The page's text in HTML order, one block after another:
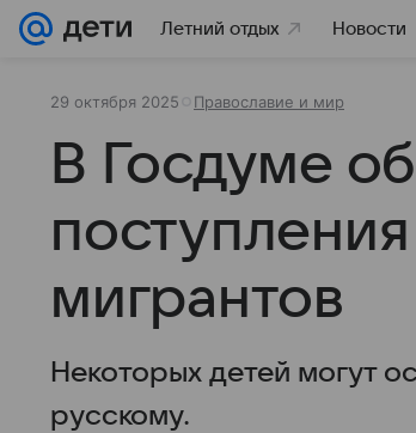
Летний отдых Новости
29 октября 2025 Православие и мир
В Госдуме
мигрантов
Некоторых детей могут
русскому.